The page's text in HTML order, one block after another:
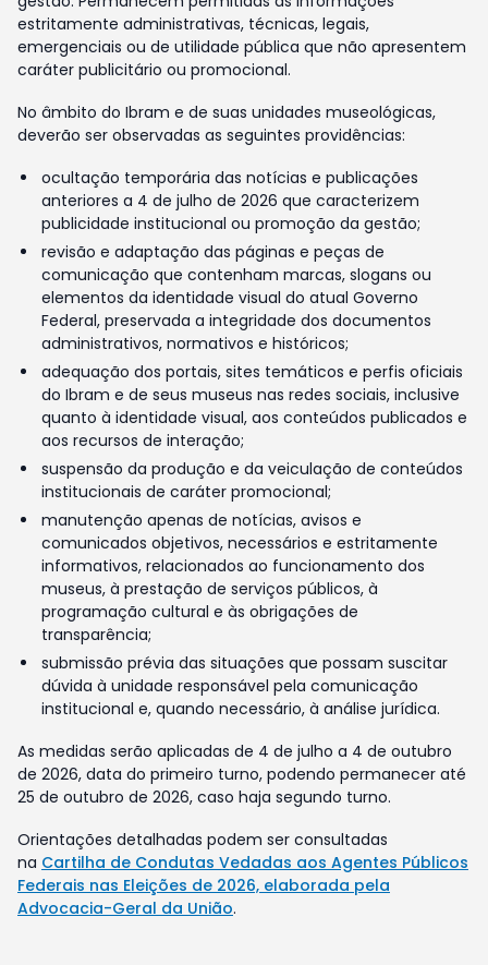
estritamente administrativas, técnicas, legais,
emergenciais ou de utilidade pública que não apresentem
caráter publicitário ou promocional.
No âmbito do Ibram e de suas unidades museológicas,
deverão ser observadas as seguintes providências:
ocultação temporária das notícias e publicações
anteriores a 4 de julho de 2026 que caracterizem
publicidade institucional ou promoção da gestão;
revisão e adaptação das páginas e peças de
comunicação que contenham marcas, slogans ou
elementos da identidade visual do atual Governo
Federal, preservada a integridade dos documentos
administrativos, normativos e históricos;
adequação dos portais, sites temáticos e perfis oficiais
do Ibram e de seus museus nas redes sociais, inclusive
quanto à identidade visual, aos conteúdos publicados e
aos recursos de interação;
suspensão da produção e da veiculação de conteúdos
institucionais de caráter promocional;
manutenção apenas de notícias, avisos e
comunicados objetivos, necessários e estritamente
informativos, relacionados ao funcionamento dos
museus, à prestação de serviços públicos, à
programação cultural e às obrigações de
transparência;
submissão prévia das situações que possam suscitar
dúvida à unidade responsável pela comunicação
institucional e, quando necessário, à análise jurídica.
As medidas serão aplicadas de 4 de julho a 4 de outubro
de 2026, data do primeiro turno, podendo permanecer até
25 de outubro de 2026, caso haja segundo turno.
Orientações detalhadas podem ser consultadas
na Cartilha de Condutas Vedadas aos Agentes Públicos
Federais nas Eleições de 2026, elaborada pela
Advocacia-Geral da União.